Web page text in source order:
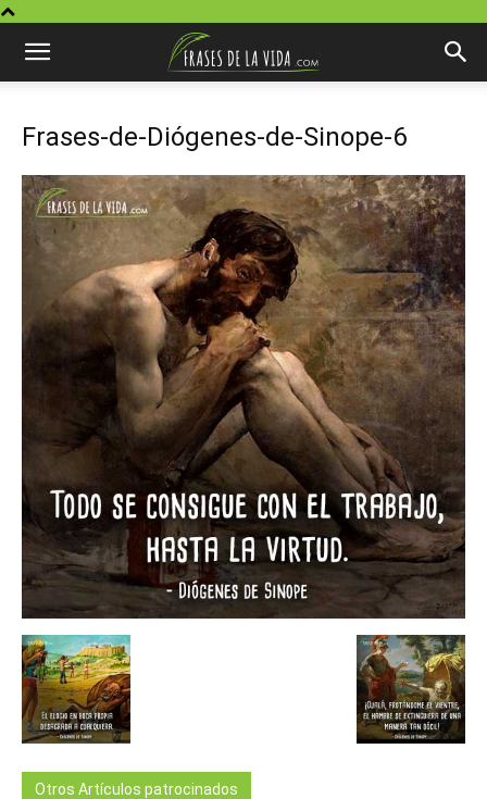
Frases-de-Diógenes-de-Sinope-6
Otros Artículos patrocinados